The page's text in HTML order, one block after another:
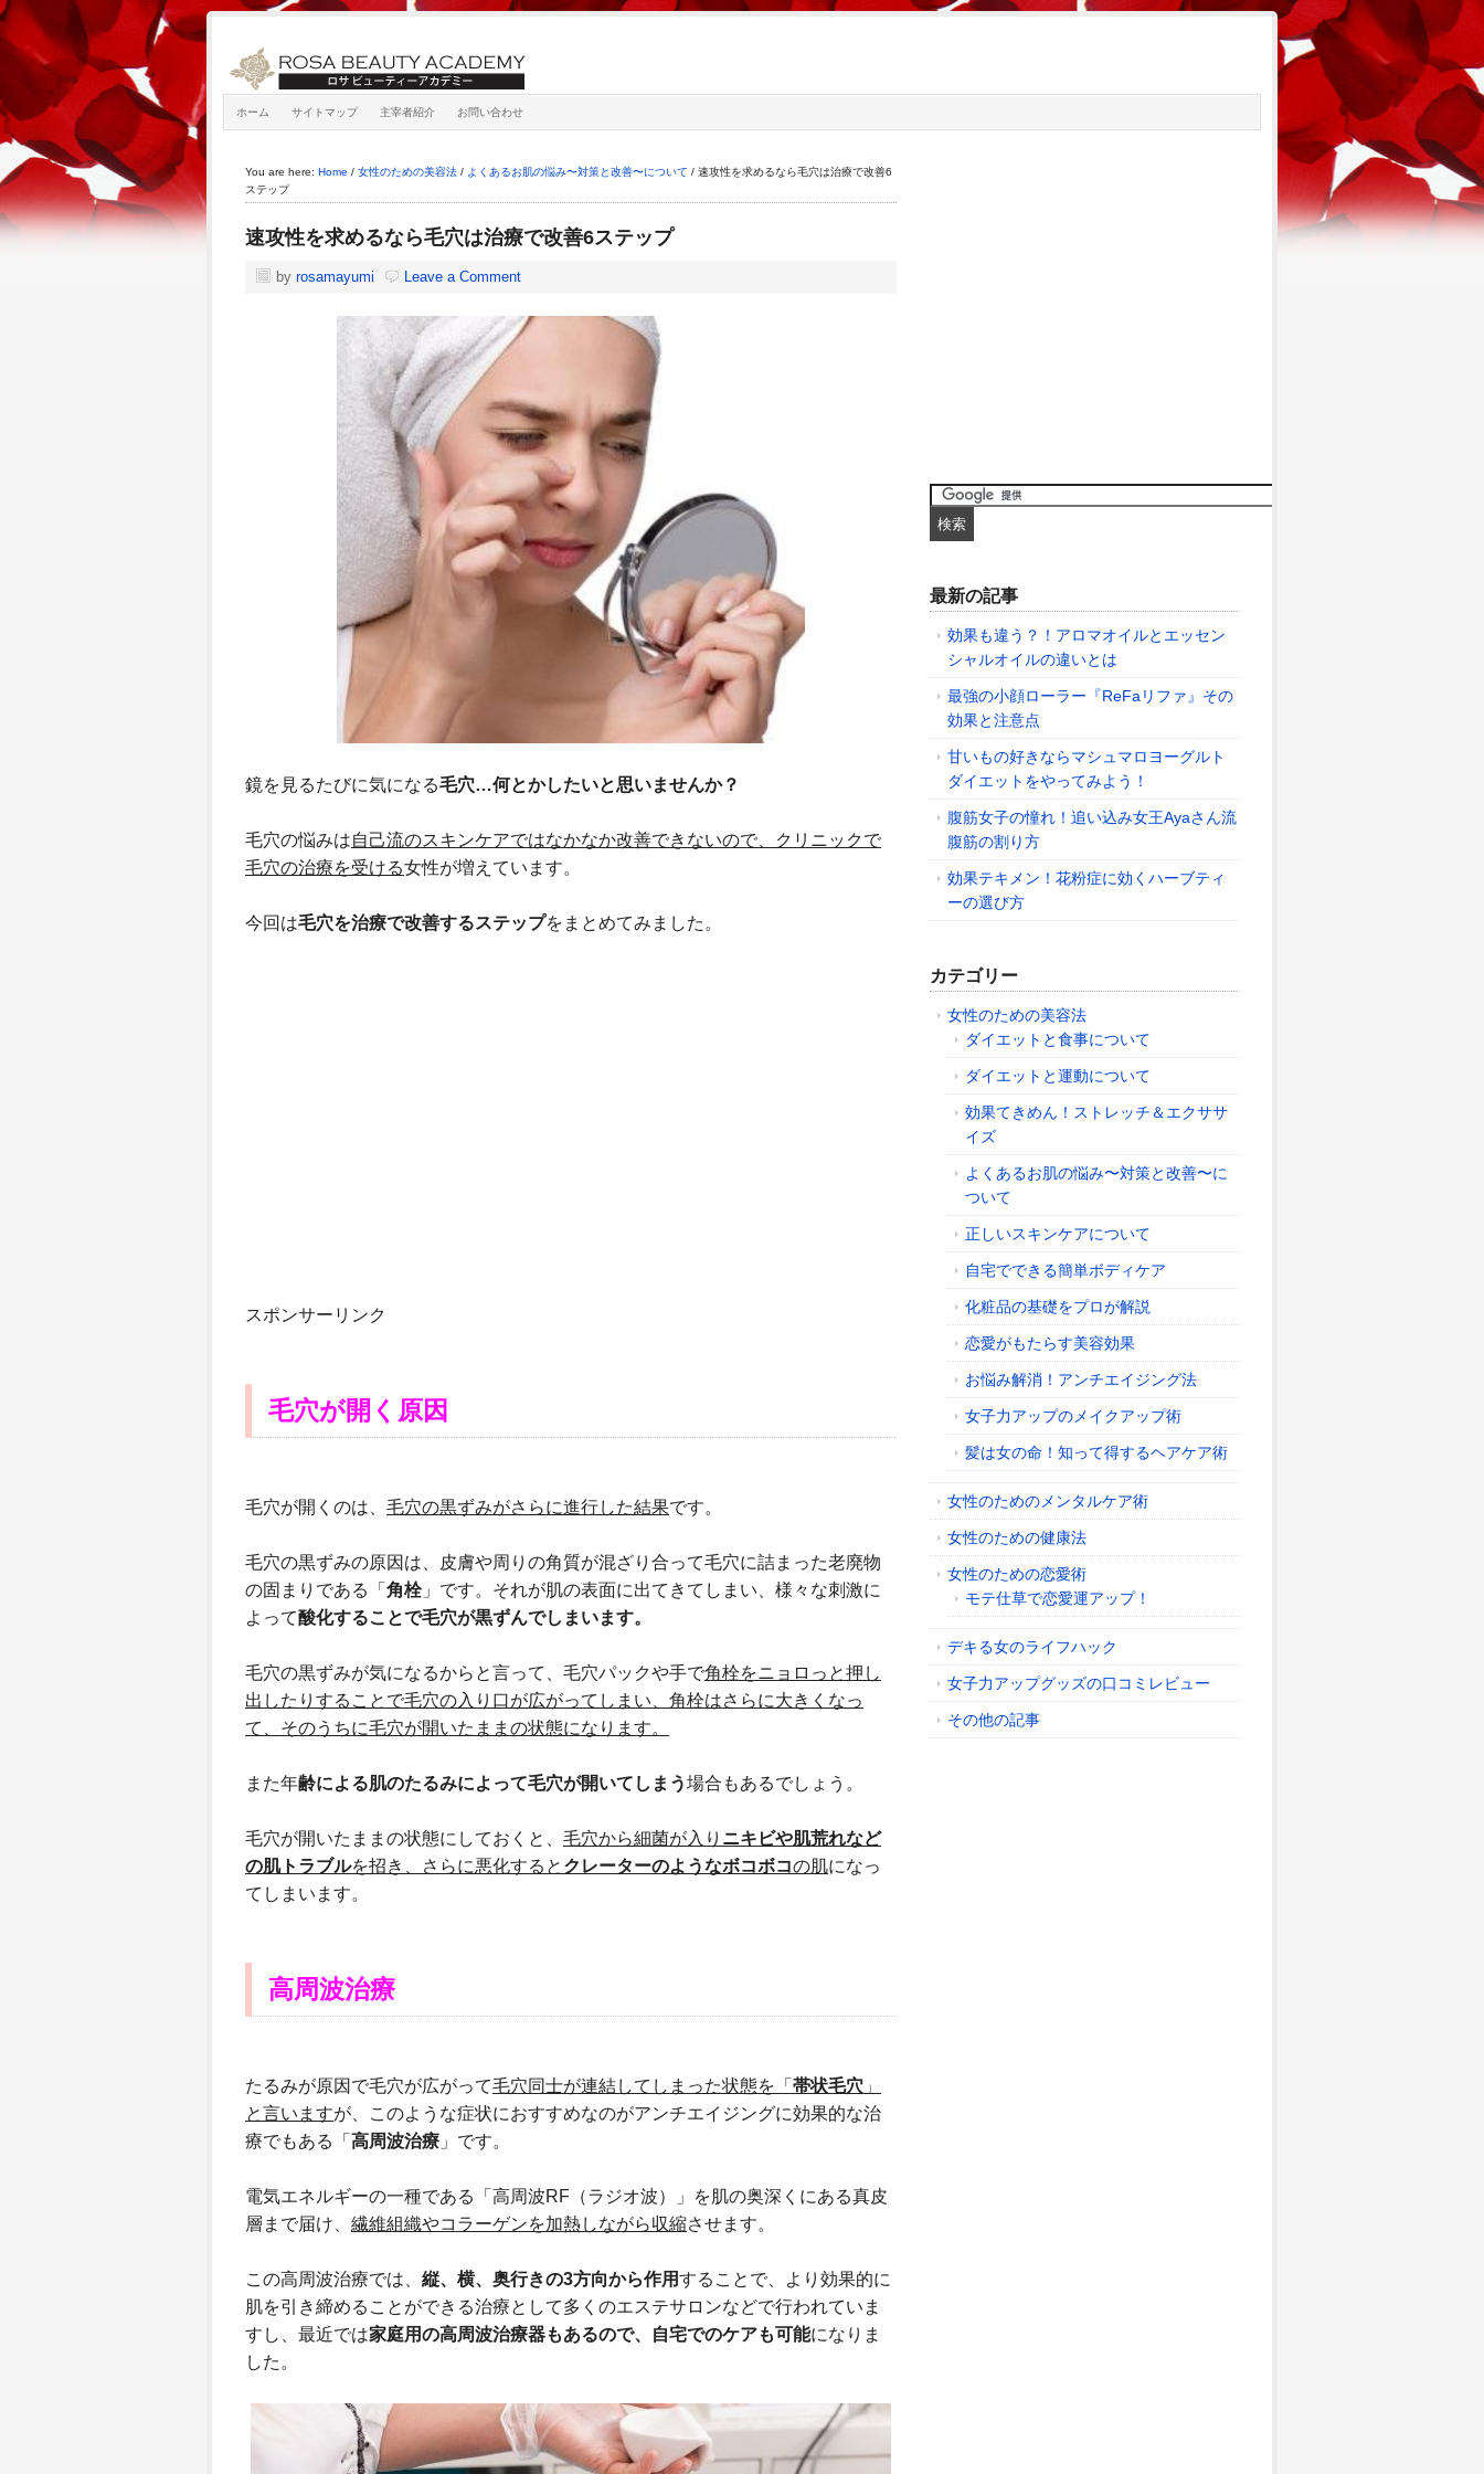
ホーム サイトマップ 主宰者紹介 お問い合わせ
You are here: Home / 女性のための美容法 / よくあるお肌の悩み〜対策と改善〜について / 速攻性を求めるなら毛穴は治療で改善6
ステップ
速攻性を求めるなら毛穴は治療で改善6ステップ
by rosamayumi Leave a Comment
鏡を見るたびに気になる毛穴…何とかしたいと思いませんか？
毛穴の悩みは自己流のスキンケアではなかなか改善できないので、クリニックで
毛穴の治療を受ける女性が増えています。
今回は毛穴を治療で改善するステップをまとめてみました。
スポンサーリンク
毛穴が開く原因
毛穴が開くのは、 毛穴の黒ずみがさらに進行した結果です。
毛穴の黒ずみの原因は、皮膚や周りの角質が混ざり合って毛穴に詰まった老廃物
の固まりである「 角栓」です。それが肌の表面に出てきてしまい、様々な刺激に
よって酸化することで毛穴が黒ずんでしまいます。
毛穴の黒ずみが気になるからと言って、毛穴パックや手で角栓をニョロっと押し
出したりすることで毛穴の入り口が広がってしまい、角栓はさらに大きくなっ
て、そのうちに毛穴が開いたままの状態になります。
また年齢による肌のたるみによって毛穴が開いてしまう場合もあるでしょう。
毛穴が開いたままの状態にしておくと、 毛穴から細菌が入り ニキビや肌荒れなど
の肌トラブルを招き、さらに悪化すると クレーターのようなボコボコの肌になっ
てしまいます。
高周波治療
たるみが原因で毛穴が広がって毛穴同士が連結してしまった状態を「 帯状毛穴 」
と言いますが、このような症状におすすめなのがアンチエイジングに効果的な治
療でもある「 高周波治療 」です。
電気エネルギーの一種である「高周波RF（ラジオ波）」を肌の奥深くにある真皮
層まで届け、 繊維組織やコラーゲンを加熱しながら収縮させます。
この高周波治療では、 縦、横、奥行きの3方向から作用することで、より効果的に
肌を引き締めることができる治療として多くのエステサロンなどで行われていま
すし、最近では家庭用の高周波治療器もあるので、自宅でのケアも可能になりま
した。
最新の記事
効果も違う？！アロマオイルとエッセン
シャルオイルの違いとは
最強の小顔ローラー『ReFaリファ』その
効果と注意点
甘いもの好きならマシュマロヨーグルト
ダイエットをやってみよう！
腹筋女子の憧れ！追い込み女王Ayaさん流
腹筋の割り方
効果テキメン！花粉症に効くハーブティ
ーの選び方
カテゴリー
女性のための美容法
ダイエットと食事について
ダイエットと運動について
効果てきめん！ストレッチ＆エクササ
イズ
よくあるお肌の悩み〜対策と改善〜に
ついて
正しいスキンケアについて
自宅でできる簡単ボディケア
化粧品の基礎をプロが解説
恋愛がもたらす美容効果
お悩み解消！アンチエイジング法
女子力アップのメイクアップ術
髪は女の命！知って得するヘアケア術
女性のためのメンタルケア術
女性のための健康法
女性のための恋愛術
モテ仕草で恋愛運アップ！
デキる女のライフハック
女子力アップグッズの口コミレビュー
その他の記事